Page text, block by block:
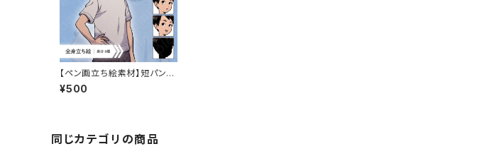
【ペン画立ち絵素材】短パンを
履いた小学生の男の子のイラ
スト・現代・差分6種
¥500
同じカテゴリの商品